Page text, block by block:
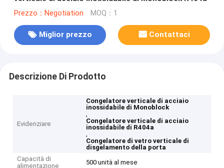
Prezzo：Negotiation MOQ：1
Miglior prezzo Contattaci
Descrizione Di Prodotto
Evidenziare
Congelatore verticale di acciaio
inossidabile di Monoblock
,
Congelatore verticale di acciaio
inossidabile di R404a
,
Congelatore di vetro verticale di
disgelamento della porta
Capacità di
alimentazione
500 unità al mese